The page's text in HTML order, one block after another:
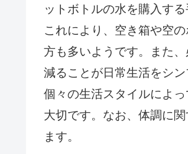
ットボトルの水を購入す
これにより、空き箱や空
方も多いようです。また
減ることが日常生活をシ
個々の生活スタイルによ
大切です。なお、体調に
ます。